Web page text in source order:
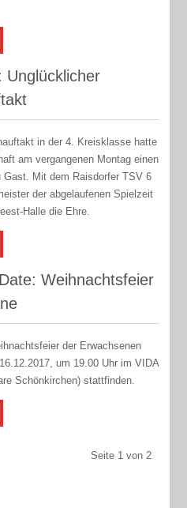
Unglücklicher
in der 4. Kreisklasse hatte
am vergangenen Montag einen
Gast. Mit dem Raisdorfer TSV 6
der abgelaufenen Spielzeit
Halle die Ehre.
Weihnachtsfeier
der Erwachsenen
um 19.00 Uhr im VIDA
Schönkirchen) stattfinden.
Seite 1 von 2